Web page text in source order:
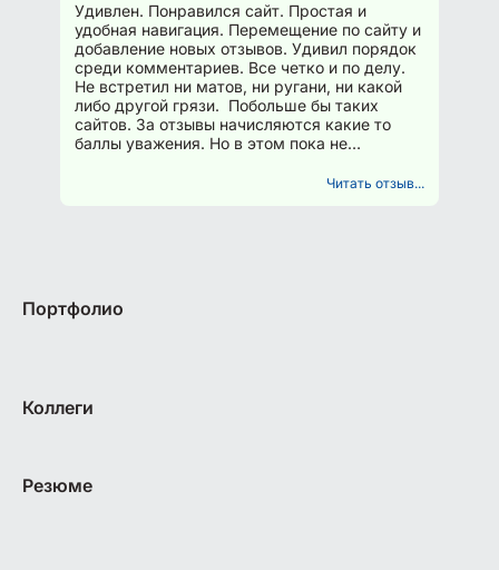
Удивлен. Понравился сайт. Простая и
удобная навигация. Перемещение по сайту и
добавление новых отзывов. Удивил порядок
среди комментариев. Все четко и по делу.
Не встретил ни матов, ни ругани, ни какой
либо другой грязи. Побольше бы таких
сайтов. За отзывы начисляются какие то
баллы уважения. Но в этом пока не
Читать отзыв...
Портфолио
Коллеги
Резюме